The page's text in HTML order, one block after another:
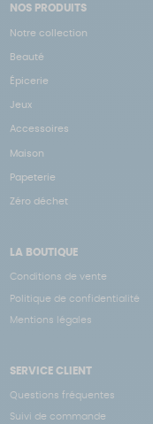
NOS PRODUITS
Notre collection
Beauté
Épicerie
Jeux
Accessoires
Maison
Papeterie
Zéro déchet
LA BOUTIQUE
Conditions de vente
Politique de confidentialité
Mentions légales
SERVICE CLIENT
Questions fréquentes
Suivi de commande